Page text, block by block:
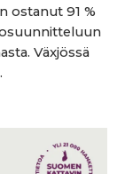
ostanut 91 %
Växjössä